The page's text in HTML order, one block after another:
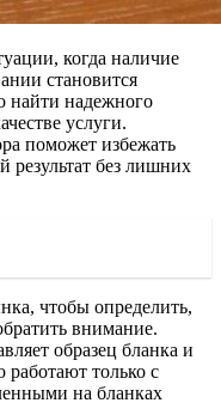
когда наличие
становится
найти надежного
услуги.
поможет избежать
результат без лишних
чтобы определить,
внимание.
образец бланка и
работают только с
на бланках